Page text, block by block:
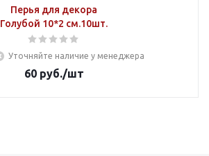
Перья для декора
Голубой 10*2 см.10шт.
Уточняйте наличие у менеджера
60руб./шт